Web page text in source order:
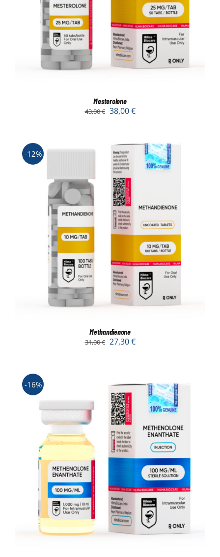
Mesterolone
43,00€ 38,00€
-12%
Methandienone
31,00€ 27,30€
-16%